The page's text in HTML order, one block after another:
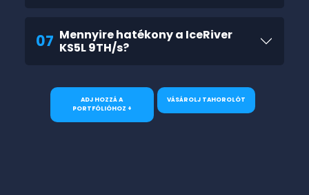
07 Mennyire hatékony a IceRiver
KS5L 9TH/s?
ADJ HOZZÁ A
PORTFÓLIÓHOZ +
VÁSÁROLJ TAHOROLÓT